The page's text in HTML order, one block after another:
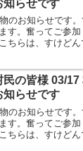
知らせです
のお知らせです
す。奮ってご参加
ちらは、すけど
民の皆様 03/
知らせです
のお知らせです
す。奮ってご参加
ちらは、すけどん